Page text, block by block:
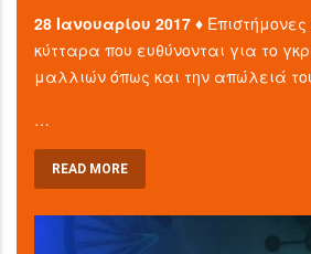
28 Ιανουαρίου 2017 ♦
κύτταρα που ευθύνονται για το
μαλλιών όπως και την απώλειά
…
READ MORE